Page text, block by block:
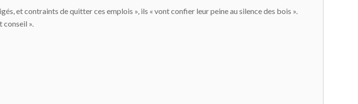
et contraints de quitter ces emplois », ils « vont confier leur peine au silence des bois ».
conseil ».